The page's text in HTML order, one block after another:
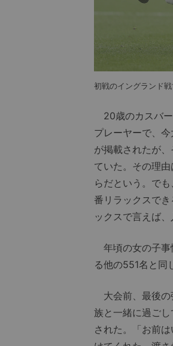
初戦のイングランド
20歳のカスバー
プレーヤーで、
が掲載されたが
ていた。その理
らだという。で
番リラックスで
ックスで言えば
年頃の女の子事
る他の551名と同
大会前、最後の
族と一緒に過ご
された。「お前